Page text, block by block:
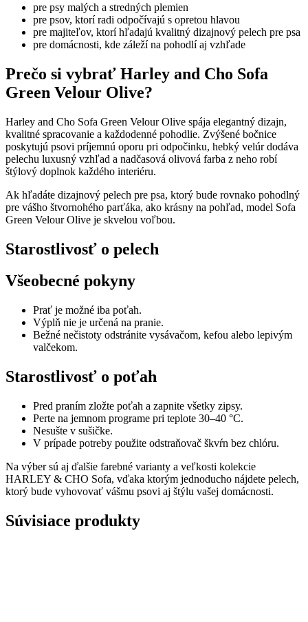
pre psy malých a stredných plemien
pre psov, ktorí radi odpočívajú s opretou hlavou
pre majiteľov, ktorí hľadajú kvalitný dizajnový pelech pre psa
pre domácnosti, kde záleží na pohodlí aj vzhľade
Prečo si vybrať Harley and Cho Sofa
Green Velour Olive?
Harley and Cho Sofa Green Velour Olive spája elegantný dizajn,
kvalitné spracovanie a každodenné pohodlie. Zvýšené bočnice
poskytujú psovi príjemnú oporu pri odpočinku, hebký velúr dodáva
pelechu luxusný vzhľad a nadčasová olivová farba z neho robí
štýlový doplnok každého interiéru.
Ak hľadáte dizajnový pelech pre psa, ktorý bude rovnako pohodlný
pre vášho štvornohého parťáka, ako krásny na pohľad, model Sofa
Green Velour Olive je skvelou voľbou.
Starostlivosť o pelech
Všeobecné pokyny
Prať je možné iba poťah.
Výplň nie je určená na pranie.
Bežné nečistoty odstránite vysávačom, kefou alebo lepivým
valčekom.
Starostlivosť o poťah
Pred praním zložte poťah a zapnite všetky zipsy.
Perte na jemnom programe pri teplote 30–40 °C.
Nesušte v sušičke.
V prípade potreby použite odstraňovač škvŕn bez chlóru.
Na výber sú aj ďalšie farebné varianty a veľkosti kolekcie
HARLEY & CHO Sofa, vďaka ktorým jednoducho nájdete pelech,
ktorý bude vyhovovať vášmu psovi aj štýlu vašej domácnosti.
Súvisiace produkty